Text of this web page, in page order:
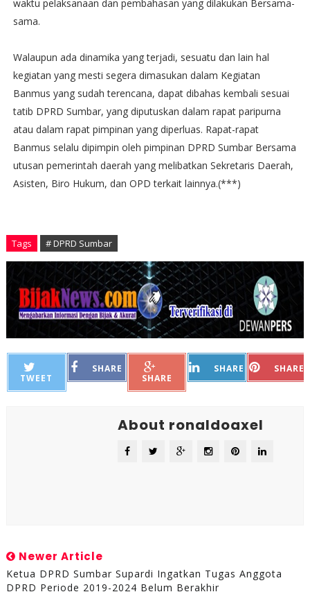
waktu pelaksanaan dan pembahasan yang dilakukan Bersama-
sama.
Walaupun ada dinamika yang terjadi, sesuatu dan lain hal
kegiatan yang mesti segera dimasukan dalam Kegiatan
Banmus yang sudah terencana, dapat dibahas kembali sesuai
tatib DPRD Sumbar, yang diputuskan dalam rapat paripurna
atau dalam rapat pimpinan yang diperluas. Rapat-rapat
Banmus selalu dipimpin oleh pimpinan DPRD Sumbar Bersama
utusan pemerintah daerah yang melibatkan Sekretaris Daerah,
Asisten, Biro Hukum, dan OPD terkait lainnya.(***)
Tags # DPRD Sumbar
TWEET
SHARE
SHARE
SHARE SHARE
About ronaldoaxel
Newer Article
Ketua DPRD Sumbar Supardi Ingatkan Tugas Anggota
DPRD Periode 2019-2024 Belum Berakhir